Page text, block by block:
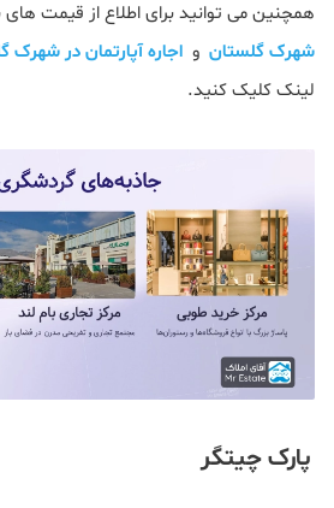
همچنین می توانید برای اطلاع از قیمت های
شهرک گلستان و اجاره آپارتمان در شهرک
لینک کلیک کنید.
پارک چیتگر